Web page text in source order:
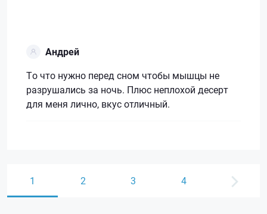
Андрей
То что нужно перед сном чтобы мышцы не
разрушались за ночь. Плюс неплохой десерт
для меня лично, вкус отличный.
1 2 3 4